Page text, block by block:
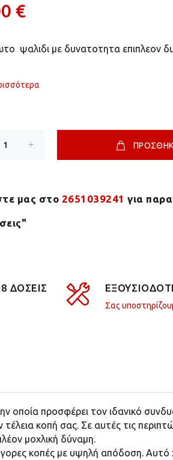
€
ψαλιδι με δυνατοτητα επιπλεον
μας στο 2651039241 για
ΔΟΣΕΙΣ
Σας
οποία προσφέρει τον ιδανικό
κοπή σας. Σε αυτές τις
μοχλική δύναμη.
κοπές με υψηλή απόδοση.